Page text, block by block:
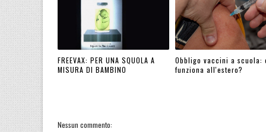
FREEVAX: PER UNA SQUOLA A
MISURA DI BAMBINO
Obbligo vaccini a scuola:
funziona all'estero?
Nessun commento: